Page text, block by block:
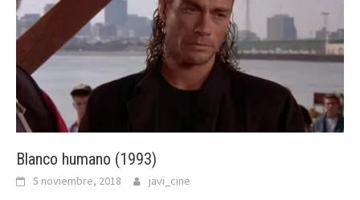
Blanco humano (1993)
5 noviembre, 2018 javi_cine